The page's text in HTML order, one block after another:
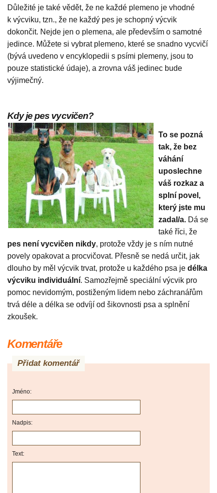
Důležité je také vědět, že ne každé plemeno je vhodné
k výcviku, tzn., že ne každý pes je schopný výcvik
dokončit. Nejde jen o plemena, ale především o samotné
jedince. Můžete si vybrat plemeno, které se snadno vycvičí
(bývá uvedeno v encyklopedii s psími plemeny, jsou to
pouze statistické údaje), a zrovna váš jedinec bude
výjimečný.
Kdy je pes vycvičen?
To se pozná
tak, že bez
váhání
uposlechne
váš rozkaz a
splní povel,
který jste mu
zadal/a. Dá se
také říci, že
pes není vycvičen nikdy, protože vždy je s ním nutné
povely opakovat a procvičovat. Přesně se nedá určit, jak
dlouho by měl výcvik trvat, protože u každého psa je délka
výcviku individuální. Samozřejmě speciální výcvik pro
pomoc nevidomým, postiženým lidem nebo záchranářům
trvá déle a délka se odvíjí od šikovnosti psa a splnění
zkoušek.
Komentáře
Přidat komentář
Jméno:
Nadpis:
Text: